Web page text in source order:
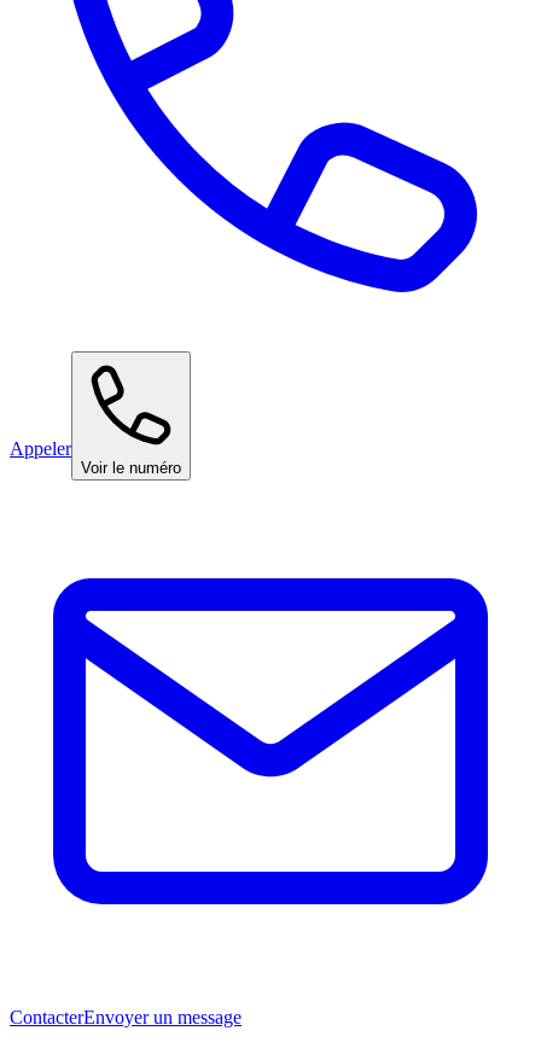
Appeler
Voir le numéro
ContacterEnvoyer un message